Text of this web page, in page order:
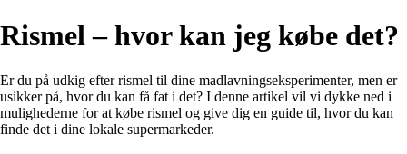
Rismel – hvor kan jeg købe det?
Er du på udkig efter rismel til dine madlavningseksperimenter, men er
usikker på, hvor du kan få fat i det? I denne artikel vil vi dykke ned i
mulighederne for at købe rismel og give dig en guide til, hvor du kan
finde det i dine lokale supermarkeder.